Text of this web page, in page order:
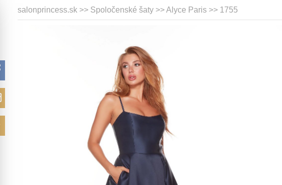
salonprincess.sk >> Spoločenské šaty >>Alyce Paris >> 1755